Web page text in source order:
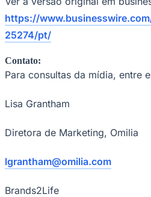
https://
25274/pt/
Contato:
Para consultas da mídia, entre
Lisa Grantham
Diretora de Marketing, Omilia
lgrantham@omilia.com
Brands2Life